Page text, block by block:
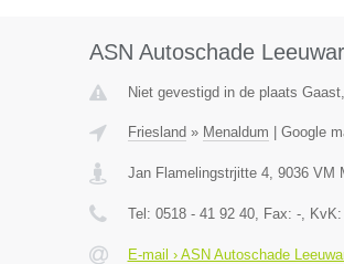
ASN Autoschade
Niet gevestigd in de plaats
Friesland » Menaldum Google
Jan Flamelingstrjitte 4, 9036 VM
Tel: 0518 - 41 92 40, Fax: -, KvK:
E-mail › ASN Autoschade